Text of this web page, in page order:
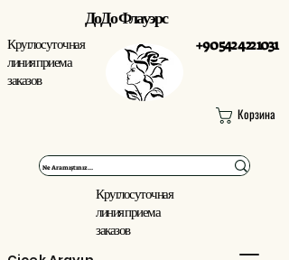
Круглосуточная
линия приема
заказов
+90 542 422 1031
ДоДо Флауэрс
Корзина
Круглосуточная
линия приема
заказов